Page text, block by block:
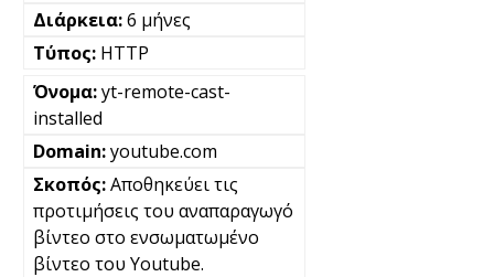
6 μήνες
HTTP
yt-remote-cast-
installed
youtube.com
Αποθηκεύει τις
προτιμήσεις του αναπαραγωγό
βίντεο στο ενσωματωμένο
βίντεο του Youtube.